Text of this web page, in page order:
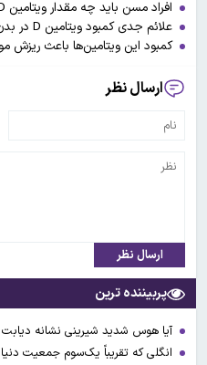
افراد مسن باید چه مقدار ویتامین D دریافت کنند؟
علائم جدی کمبود ویتامین D در بدن
کمبود این ویتامین‌ها باعث ریزش
ارسال نظر
ارسال نظر
پربیننده ترین
آیا هوس شدید شیرینی نشانه
انگلی که تقریباً یک‌سوم جمعیت